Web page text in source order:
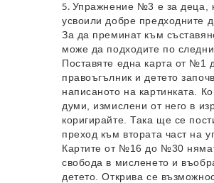
Упражнение №3 е за деца,
усвоили добре предходните
За да преминат към
може да подходите по
Поставяте една карта от №1
правоъгълник и детето
написаното на картинката.
думи, измислени от него в
коригирайте. Така ще се
преход към втората част на
Картите от №16 до №30
свобода в мисленето и
детето. Открива се